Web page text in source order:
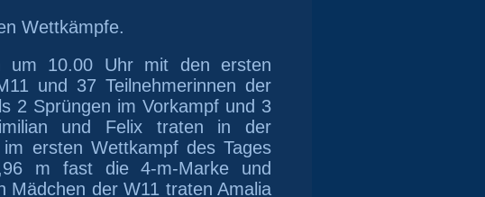
Wettkämpfe.
um 10.00 Uhr mit den ersten
und 37 Teilnehmerinnen der
2 Sprüngen im Vorkampf und 3
und Felix traten in der
ersten Wettkampf des Tages
m fast die 4-m-Marke und
Mädchen der W11 traten Amalia